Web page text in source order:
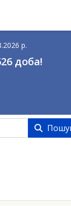
р.
доба!